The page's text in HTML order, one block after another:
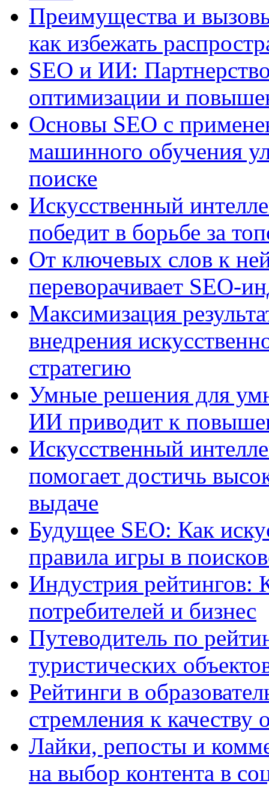
Преимущества и
как избежать
SEO и ИИ:
оптимизации и
Основы SEO с
машинного обучения
поиске
Искусственный
победит в борьбе за
От ключевых слов к
переворачивает SEO-
Максимизация
внедрения
стратегию
Умные решения для
ИИ приводит к
Искусственный
помогает достичь
выдаче
Будущее SEO: Как
правила игры в
Индустрия рейтингов:
потребителей и бизнес
Путеводитель по
туристических
Рейтинги в
стремления к качеству
Лайки, репосты и
на выбор контента в